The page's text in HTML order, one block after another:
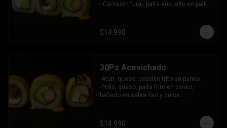
- Camaron furai, palta envuelto en palta
queso y mango, bañado en salsa de
maracuya.
$14.990
30Pz Acevichado
-Atun, queso, cebollin frito en panko.
-Pollo, queso, palta frito en panko,
bañado en salsa Tari y dulce.
INCLUYE: 3 SALSAS - 2 PALITOS
$14.990